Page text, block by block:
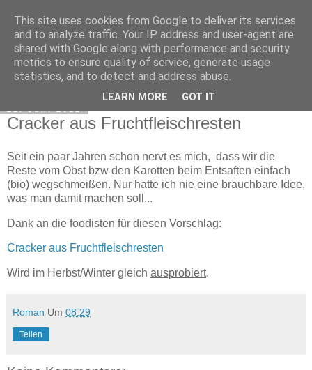
Exec Mampf
Cracker aus Fruchtfleischresten
Seit ein paar Jahren schon nervt es mich, dass wir die
Reste vom Obst bzw den Karotten beim Entsaften einfach
(bio) wegschmeißen. Nur hatte ich nie eine brauchbare Idee,
was man damit machen soll...
Dank an die foodisten für diesen Vorschlag:
Cracker aus Fruchtfleischresten
Wird im Herbst/Winter gleich ausprobiert.
Roman Um 08:29
Teilen
This site uses cookies from Google to deliver its services
and to analyze traffic. Your IP address and user-agent are
shared with Google along with performance and security
metrics to ensure quality of service, generate usage
statistics, and to detect and address abuse.
LEARN MORE GOT IT